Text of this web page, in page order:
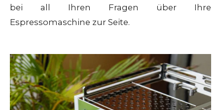
bei all Ihren Fragen über Ihre
Espressomaschine zur Seite.